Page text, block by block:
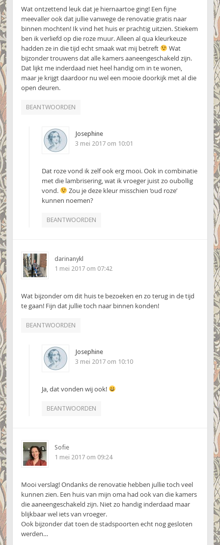
Wat ontzettend leuk dat je hiernaartoe ging! Een fijne
meevaller ook dat jullie vanwege de renovatie gratis naar
binnen mochten! Ik vind het huis er prachtig uitzien. Stiekem
ben ik verliefd op die roze muur. Alleen al qua kleurkeuze
hadden ze in die tijd echt smaak wat mij betreft
Wat
bijzonder trouwens dat alle kamers aaneengeschakeld zijn.
Dat lijkt me inderdaad niet heel handig om in te wonen,
maar je krijgt daardoor nu wel een mooie doorkijk met al die
open deuren.
BEANTWOORDEN
Josephine
3 mei 2017 om 10:01
Dat roze vond ik zelf ook erg mooi. Ook in combinatie
met die lambrisering, wat ik vroeger juist zo oubollig
vond.
Zou je deze kleur misschien ‘oud roze’
kunnen noemen?
BEANTWOORDEN
darinanykl
1 mei 2017 om 07:42
Wat bijzonder om dit huis te bezoeken en zo terug in de tijd
te gaan! Fijn dat jullie toch naar binnen konden!
BEANTWOORDEN
Josephine
3 mei 2017 om 10:10
Ja, dat vonden wij ook!
BEANTWOORDEN
Sofie
1 mei 2017 om 09:24
Mooi verslag! Ondanks de renovatie hebben jullie toch veel
kunnen zien. Een huis van mijn oma had ook van die kamers
die aaneengeschakeld zijn. Niet zo handig inderdaad maar
blijkbaar wel iets van vroeger.
Ook bijzonder dat toen de stadspoorten echt nog gesloten
werden…